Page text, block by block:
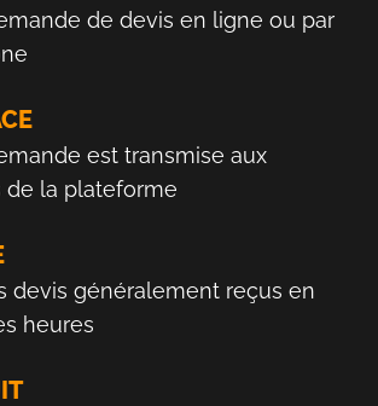
de devis en ligne ou par
est transmise aux
de la plateforme
devis généralement reçus en
heures